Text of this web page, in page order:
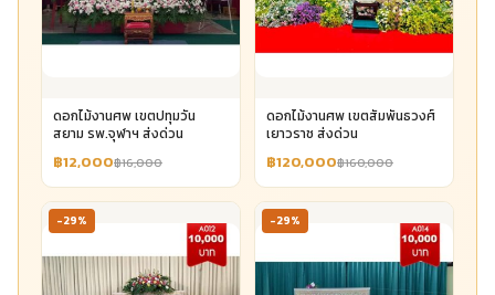
ดอกไม้งานศพ เขตปทุมวัน
สยาม รพ.จุฬาฯ ส่งด่วน
฿12,000฿16,000
ดอกไม้งานศพ เขตสัมพันธวงศ์
เยาวราช ส่งด่วน
฿120,000฿160,000
-29% -29%